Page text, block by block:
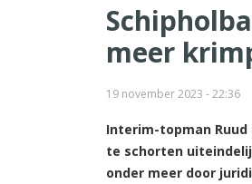
meer
19 november 2023 - 22:36
Interim-topman
te schorten
onder meer door